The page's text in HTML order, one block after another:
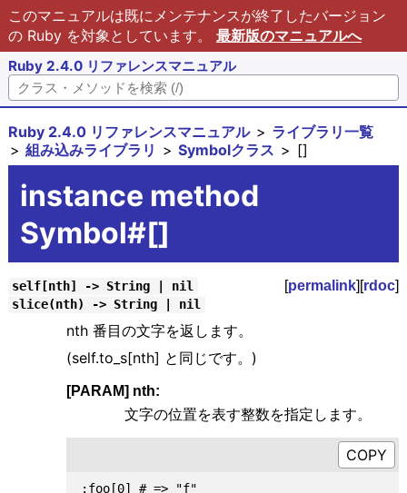
このマニュアルは既にメンテナンスが終了したバージョン
の Ruby を対象としています。 最新版のマニュアルへ
Ruby 2.4.0 リファレンスマニュアル
Ruby 2.4.0 リファレンスマニュアル
ライブラリ一覧
組み込みライブラリ
Symbolクラス []
instance method
Symbol#[]
self[nth] -> String | nil [permalink][rdoc]
slice(nth) -> String | nil
nth 番目の文字を返します。
(self.to_s[nth] と同じです。)
[PARAM] nth:
文字の位置を表す整数を指定します。
:foo[0] # => "f"